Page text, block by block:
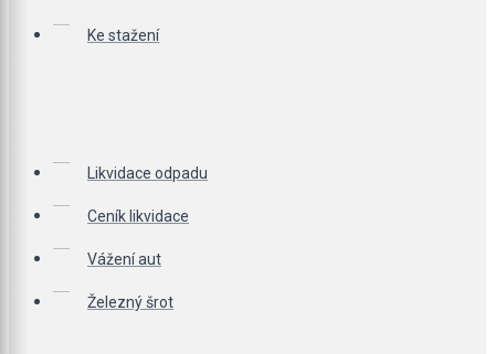
Ke stažení
Likvidace odpadu
Ceník likvidace
Vážení aut
Železný šrot